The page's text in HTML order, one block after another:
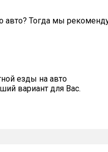
авто? Тогда мы
езды на авто
вариант для Вас.